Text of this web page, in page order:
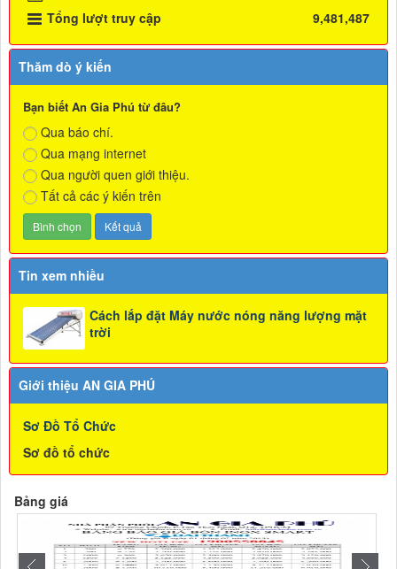
Tổng lượt truy cập
9,481,487
Thăm dò ý kiến
Bạn biết An Gia Phú từ đâu?
Qua báo chí.
Qua mạng internet
Qua người quen giới thiệu.
Tất cả các ý kiến trên
Tin xem nhiều
Cách lắp đặt Máy nước nóng năng lượng mặt
trời
Giới thiệu AN GIA PHÚ
Sơ Đồ Tổ Chức
Sơ đồ tổ chức
Bảng giá